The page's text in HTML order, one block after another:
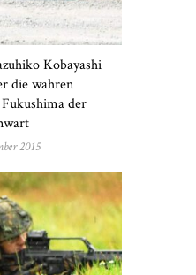
Kobayashi
die wahren
der
2015